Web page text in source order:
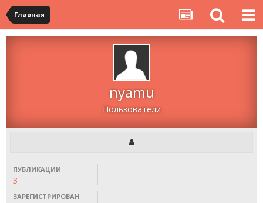
Главная
nyamu
Пользователи
ПУБЛИКАЦИИ
3
ЗАРЕГИСТРИРОВАН